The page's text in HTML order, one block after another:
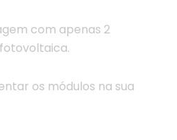
com apenas 2
os módulos na sua